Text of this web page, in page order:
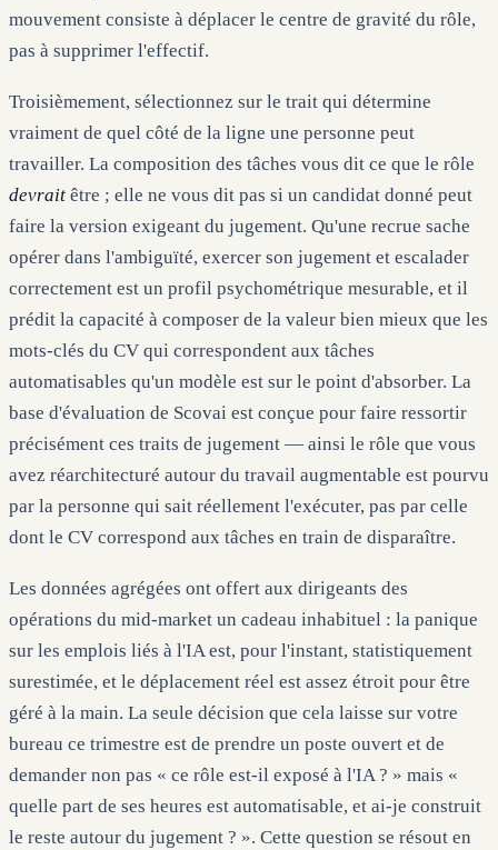
mouvement consiste à déplacer le centre de gravité du rôle,
pas à supprimer l'effectif.
Troisièmement, sélectionnez sur le trait qui détermine
vraiment de quel côté de la ligne une personne peut
travailler. La composition des tâches vous dit ce que le rôle
devrait être ; elle ne vous dit pas si un candidat donné peut
faire la version exigeant du jugement. Qu'une recrue sache
opérer dans l'ambiguïté, exercer son jugement et escalader
correctement est un profil psychométrique mesurable, et il
prédit la capacité à composer de la valeur bien mieux que les
mots-clés du CV qui correspondent aux tâches
automatisables qu'un modèle est sur le point d'absorber. La
base d'évaluation de Scovai est conçue pour faire ressortir
précisément ces traits de jugement — ainsi le rôle que vous
avez réarchitecturé autour du travail augmentable est pourvu
par la personne qui sait réellement l'exécuter, pas par celle
dont le CV correspond aux tâches en train de disparaître.
Les données agrégées ont offert aux dirigeants des
opérations du mid-market un cadeau inhabituel : la panique
sur les emplois liés à l'IA est, pour l'instant, statistiquement
surestimée, et le déplacement réel est assez étroit pour être
géré à la main. La seule décision que cela laisse sur votre
bureau ce trimestre est de prendre un poste ouvert et de
demander non pas « ce rôle est-il exposé à l'IA ? » mais «
quelle part de ses heures est automatisable, et ai-je construit
le reste autour du jugement ? ». Cette question se résout en